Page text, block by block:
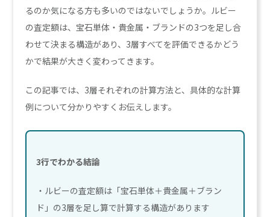
るのか気になる方も多いのではないでしょうか。ルビー
の査定額は、宝石単体・貴金属・ブランドの3つを足し合
わせて決まる構造があり、3層すべてを評価できるかどう
かで結果が大きく変わってきます。
この記事では、3層それぞれの計算方法と、具体的な計算
例について分かりやすくお伝えします。
3行でわかる結論
・ルビーの査定額は「宝石単体＋貴金属＋ブラン
ド」の3層を足し算で計算する構造があります